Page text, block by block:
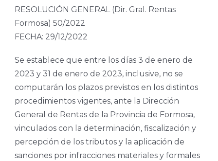
RESOLUCIÓN GENERAL (Dir. Gral. Rentas
Formosa) 50/2022
FECHA: 29/12/2022
Se establece que entre los días 3 de enero de
2023 y 31 de enero de 2023, inclusive, no se
computarán los plazos previstos en los distintos
procedimientos vigentes, ante la Dirección
General de Rentas de la Provincia de Formosa,
vinculados con la determinación, fiscalización y
percepción de los tributos y la aplicación de
sanciones por infracciones materiales y formales